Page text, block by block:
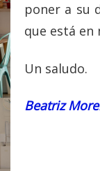
poner a su
que está en
Un saludo.
Beatriz